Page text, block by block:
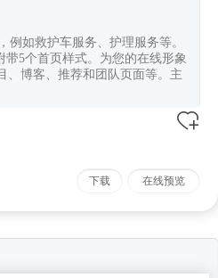
例如救护车服务、护理服务等。
带5个首页样式。为您的在线形象
、博客、推荐和团队页面等。主
下载 在线预览